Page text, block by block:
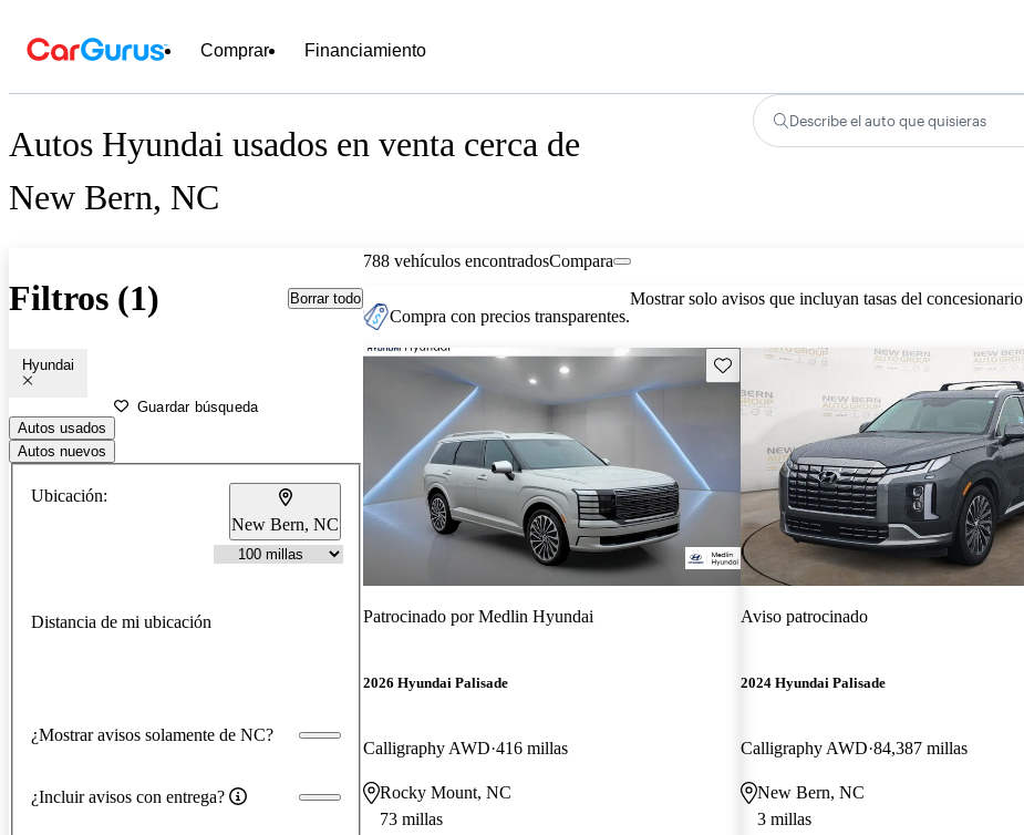
Comprar Financiamiento
Autos Hyundai usados en venta cerca de
New Bern, NC
Describe el auto que quisieras
Filtros (1) Borrar todo
Hyundai
Guardar búsqueda
Autos usados
Autos nuevos
Ubicación:
New Bern, NC
Distancia de mi ubicación
¿Mostrar avisos solamente de NC?
¿Incluir avisos con entrega?
788 vehículos encontradosCompara
Compra con precios transparentes.
Mostrar solo avisos que incluyan tasas del concesionario
Guarda este Aviso
Patrocinado porMedlin Hyundai
2026 Hyundai Palisade
Calligraphy AWD 416 millas
Rocky Mount, NC
73 millas
Aviso patrocinado
2024 Hyundai Palisade
Calligraphy AWD 84,387 millas
New Bern, NC
3 millas